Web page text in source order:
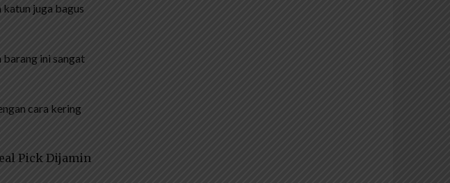
katun juga bagus
barang ini sangat
cara kering
Pick Dijamin